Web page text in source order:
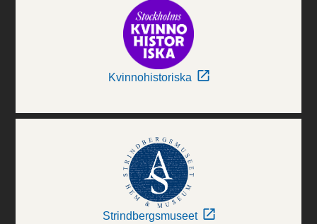
Kvinnohistoriska
Strindbergsmuseet